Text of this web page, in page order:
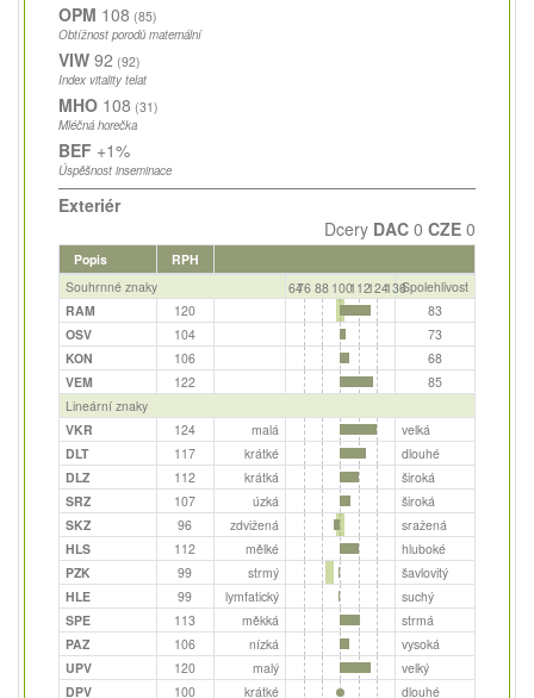
OPM 108 (85)
Obtížnost porodů maternální
VIW 92 (92)
Index vitality telat
MHO 108 (31)
Mléčná horečka
BEF +1%
Úspěšnost inseminace
Exteriér
Dcery DAC0 CZE0
Popis
RPH
Souhrnné znaky
6476 88 100112124136Spolehlivost
RAM
120
83
OSV
104
73
KON
106
68
VEM
122
85
Lineární znaky
VKR
124 malá
velká
DLT
117 krátké
dlouhé
DLZ
112 krátká
široká
SRZ
107 úzká
široká
SKZ
96 zdvižená
sražená
HLS
112 mělké
hluboké
PZK
99 strmý
šavlovitý
HLE
99 lymfatický
suchý
SPE
113 měkká
strmá
PAZ
106 nízká
vysoká
UPV
120 malý
velký
DPV
100 krátké dlouhé